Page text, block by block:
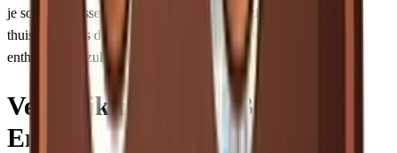
je soms net tussen twee perfecte standen in zit. Voor de meeste
thuisbarista's is dit geen probleem, maar echte espresso-
enthousiasten zullen dit als beperking ervaren.
Vergelijking met de Baratza
Encore